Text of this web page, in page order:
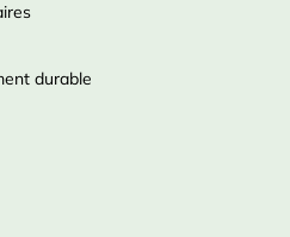
pour offrir aux jeunes oiseaux
durable